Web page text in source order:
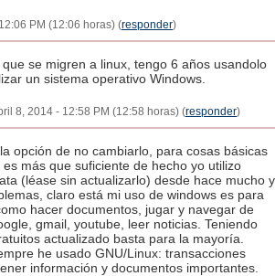
PM (12:06 horas) (responder)
se migren a linux, tengo 6 años usandolo
un sistema operativo Windows.
8, 2014 - 12:58 PM (12:58 horas) (responder)
opción de no cambiarlo, para cosas básicas
más que suficiente de hecho yo utilizo
(léase sin actualizarlo) desde hace mucho y
claro está mi uso de windows es para
hacer documentos, jugar y navegar de
gmail, youtube, leer noticias. Teniendo
actualizado basta para la mayoría.
he usado GNU/Linux: transacciones
información y documentos importantes.